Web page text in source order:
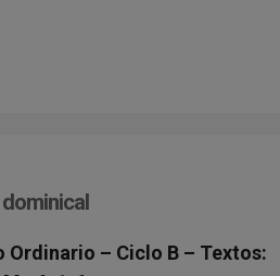
Ordinario – Ciclo B – Textos: